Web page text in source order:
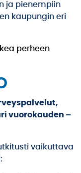
ja pienempiin
kaupungin eri
perheen
vuorokauden –
vaikuttava